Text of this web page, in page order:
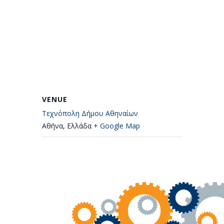
VENUE
Τεχνόπολη Δήμου Αθηναίων
Αθήνα, Ελλάδα + Google Map